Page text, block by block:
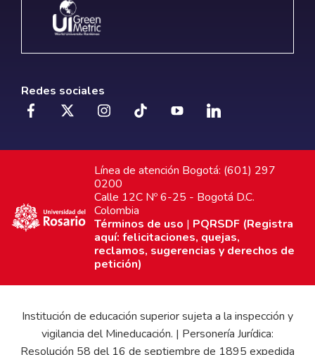
Redes sociales
Línea de atención Bogotá: (601) 297
0200
Calle 12C Nº 6-25 - Bogotá D.C.
Colombia
Términos de uso | PQRSDF (Registra
aquí: felicitaciones, quejas,
reclamos, sugerencias y derechos de
petición)
Institución de educación superior sujeta a la inspección y
vigilancia del Mineducación. | Personería Jurídica:
Resolución 58 del 16 de septiembre de 1895 expedida